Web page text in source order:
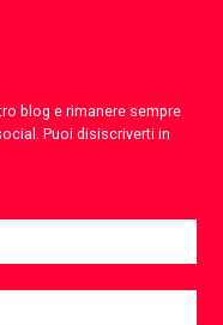
blog e rimanere sempre
Puoi disiscriverti in